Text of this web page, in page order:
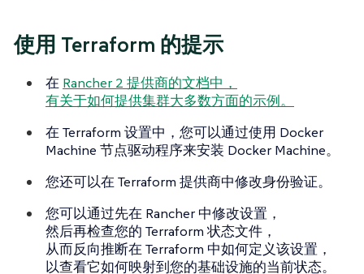
使用 Terraform 的提示
在 Rancher 2 提供商的文档中，
有关于如何提供集群大多数方面的示例。
在 Terraform 设置中，您可以通过使用 Docker
Machine 节点驱动程序来安装 Docker Machine。
您还可以在 Terraform 提供商中修改身份验证。
您可以通过先在 Rancher 中修改设置，
然后再检查您的 Terraform 状态文件，
从而反向推断在 Terraform 中如何定义该设置，
以查看它如何映射到您的基础设施的当前状态。